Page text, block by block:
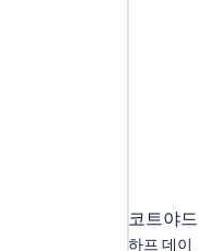
코트야
하프 데이